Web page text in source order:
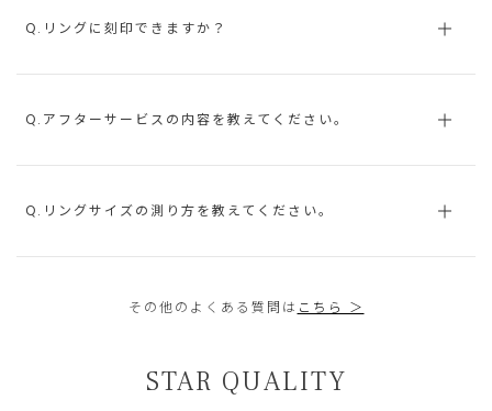
Q.リングに刻印できますか？
Q.アフターサービスの内容を教えてください。
Q.リングサイズの測り方を教えてください。
その他のよくある質問は こちら ＞
STAR QUALITY